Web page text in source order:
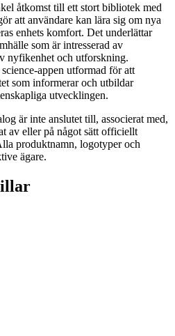
åtkomst till ett stort bibliotek med
att användare kan lära sig om nya
enhets komfort. Det underlättar
som är intresserad av
nyfikenhet och utforskning.
appen utformad för att
som informerar och utbildar
utvecklingen.
är inte anslutet till, associerat med,
av eller på något sätt officiellt
produktnamn, logotyper och
ägare.